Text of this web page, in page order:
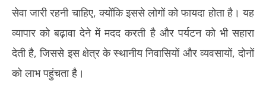
सेवा जारी रहनी चाहिए, क्योंकि इससे लोगों को फायदा होता है। यह
व्यापार को बढ़ावा देने में मदद करती है और पर्यटन को भी सहारा
देती है, जिससे इस क्षेत्र के स्थानीय निवासियों और व्यवसायों, दोनों
को लाभ पहुंचता है।